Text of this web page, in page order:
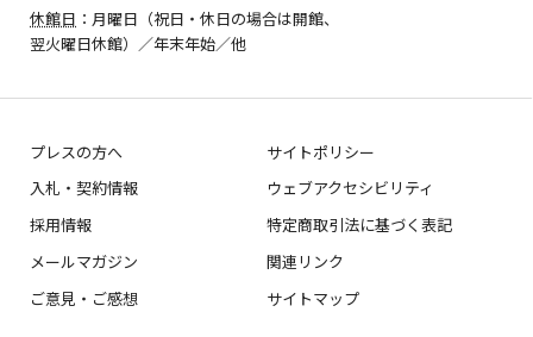
休館日 ：月曜日（祝日・休日の場合は開館、
翌火曜日休館）／年末年始／他
プレスの方へ
サイトポリシー
入札・契約情報
ウェブアクセシビリティ
採用情報
特定商取引法に基づく表記
メールマガジン
関連リンク
ご意見・ご感想
サイトマップ